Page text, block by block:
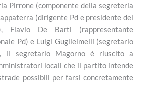
Pirrone (componente della segreteria
(dirigente Pd e presidente del
Flavio De Barti (rappresentante
Pd) e Luigi Guglielmelli (segretario
il segretario Magorno è riuscito a
locali che il partito intende
possibili per farsi concretamente